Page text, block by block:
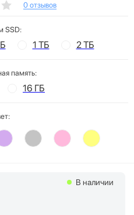
0 отзывов
SSD:
1 ТБ 2 ТБ
память:
16 ГБ
В наличии